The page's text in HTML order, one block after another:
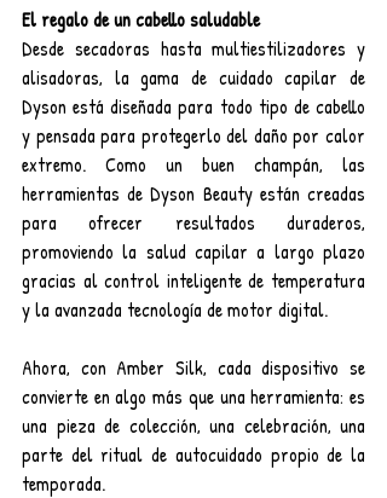
El regalo de un cabello saludable
Desde secadoras hasta multiestilizadores y
alisadoras, la gama de cuidado capilar de
Dyson está diseñada para todo tipo de cabello
y pensada para protegerlo del daño por calor
extremo. Como un buen champán, las
herramientas de Dyson Beauty están creadas
para ofrecer resultados duraderos,
promoviendo la salud capilar a largo plazo
gracias al control inteligente de temperatura
y la avanzada tecnología de motor digital.
Ahora, con Amber Silk, cada dispositivo se
convierte en algo más que una herramienta: es
una pieza de colección, una celebración, una
parte del ritual de autocuidado propio de la
temporada.